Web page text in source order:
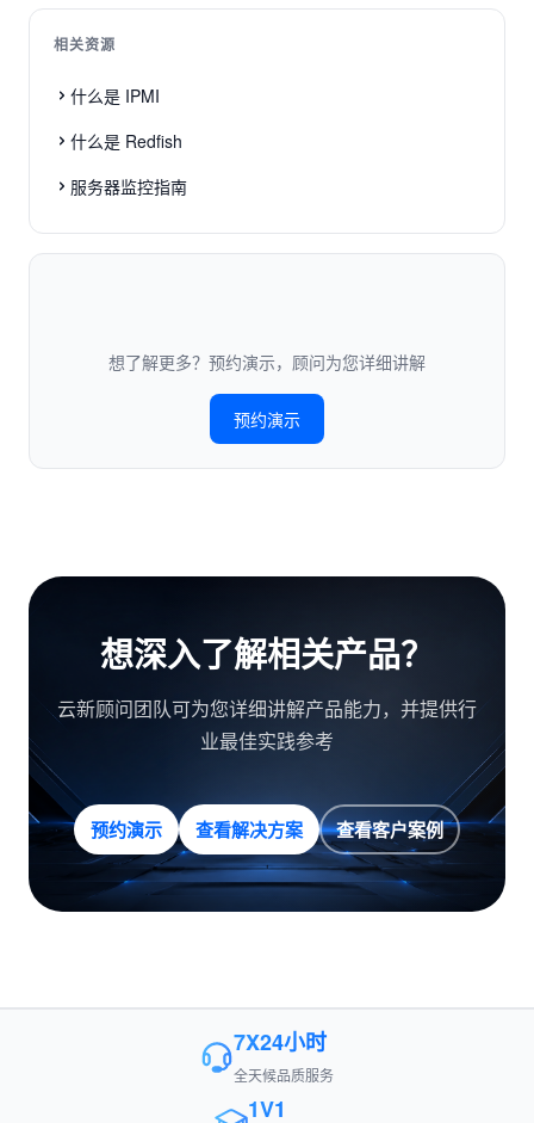
相关资源
什么是 IPMI
什么是 Redfish
服务器监控指南
想了解更多？预约演示，顾问为您详细讲解
预约演示
想深入了解相关产品？
云新顾问团队可为您详细讲解产品能力，并提供行
业最佳实践参考
预约演示 查看解决方案 查看客户案例
7X24小时
全天候品质服务
1V1